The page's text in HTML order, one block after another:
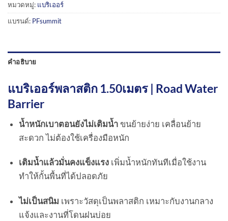
หมวดหมู่: แบริเออร์
แบรนด์: PFsummit
คำอธิบาย
แบริเออร์พลาสติก 1.50เมตร | Road Water
Barrier
น้ำหนักเบาตอนยังไม่เติมน้ำขนย้ายง่าย เคลื่อนย้าย
สะดวก ไม่ต้องใช้เครื่องมือหนัก
เติมน้ำแล้วมั่นคงแข็งแรงเพิ่มน้ำหนักทันทีเมื่อใช้งาน
ทำให้กั้นพื้นที่ได้ปลอดภัย
ไม่เป็นสนิม เพราะวัสดุเป็นพลาสติก เหมาะกับงานกลาง
แจ้งและงานที่โดนฝนบ่อย